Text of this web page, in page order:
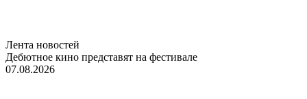
Лента новостей
Дебютное кино представят на фестивале
07.08.2026